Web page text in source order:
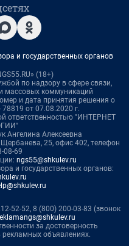
и государственных органов
(18+)
по надзору в сфере связи,
массовых коммуникаций
и дата принятия решения о
от 07.08.2020 г.
ответственностью "ИНТЕРНЕТ
Ангелина Алексеевна
25, офис 402, телефон
08-69
ngs55@shkulev.ru
и государственных органов:
52-52, 8 (800) 200-03-83 (звонок
за достоверность
объявлениях.